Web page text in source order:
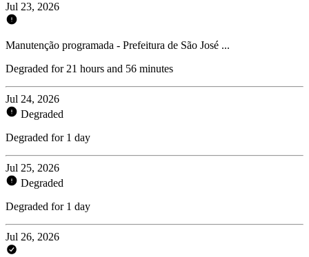
Jul 23, 2026
Manutenção programada - Prefeitura de São José ...
Degraded for 21 hours and 56 minutes
Jul 24, 2026
Degraded
Degraded for 1 day
Jul 25, 2026
Degraded
Degraded for 1 day
Jul 26, 2026